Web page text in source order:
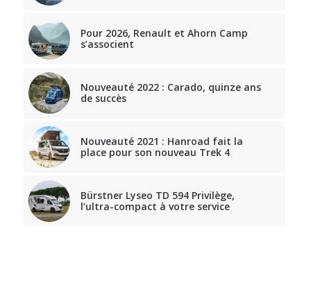
Pour 2026, Renault et Ahorn Camp
s’associent
Nouveauté 2022 : Carado, quinze ans
de succès
Nouveauté 2021 : Hanroad fait la
place pour son nouveau Trek 4
Bürstner Lyseo TD 594 Privilège,
l’ultra-compact à votre service